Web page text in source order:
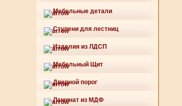
Мебельные детали
Ступени для лестниц
Изделия из ЛДСП
Мебельный Щит
Дверной порог
Ламинат из МДФ